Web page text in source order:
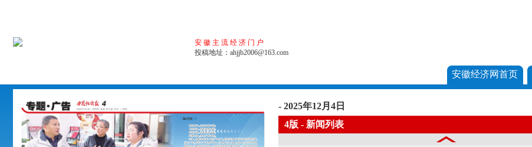
安徽主流经济门户
投稿地址：ahjjb2006@163.com
安徽经济网首页
- 2025年12月4日
4版 - 新闻列表